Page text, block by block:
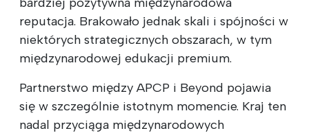
reputacja. Brakowało jednak skali i spójności w
niektórych strategicznych obszarach, w tym
międzynarodowej edukacji premium.
Partnerstwo między APCP i Beyond pojawia
się w szczególnie istotnym momencie. Kraj ten
nadal przyciąga międzynarodowych